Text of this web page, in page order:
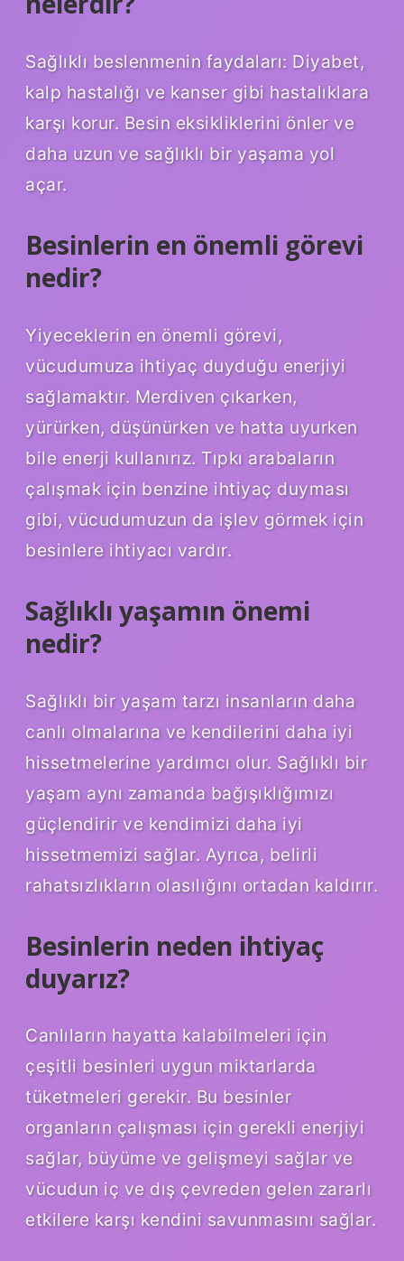
Sağlıklı beslenmenin faydaları: Diyabet,
kalp hastalığı ve kanser gibi hastalıklara
karşı korur. Besin eksikliklerini önler ve
daha uzun ve sağlıklı bir yaşama yol
açar.
Besinlerin en önemli görevi
nedir?
Yiyeceklerin en önemli görevi,
vücudumuza ihtiyaç duyduğu enerjiyi
sağlamaktır. Merdiven çıkarken,
yürürken, düşünürken ve hatta uyurken
bile enerji kullanırız. Tıpkı arabaların
çalışmak için benzine ihtiyaç duyması
gibi, vücudumuzun da işlev görmek için
besinlere ihtiyacı vardır.
Sağlıklı yaşamın önemi
nedir?
Sağlıklı bir yaşam tarzı insanların daha
canlı olmalarına ve kendilerini daha iyi
hissetmelerine yardımcı olur. Sağlıklı bir
yaşam aynı zamanda bağışıklığımızı
güçlendirir ve kendimizi daha iyi
hissetmemizi sağlar. Ayrıca, belirli
rahatsızlıkların olasılığını ortadan kaldırır.
Besinlerin neden ihtiyaç
duyarız?
Canlıların hayatta kalabilmeleri için
çeşitli besinleri uygun miktarlarda
tüketmeleri gerekir. Bu besinler
organların çalışması için gerekli enerjiyi
sağlar, büyüme ve gelişmeyi sağlar ve
vücudun iç ve dış çevreden gelen zararlı
etkilere karşı kendini savunmasını sağlar.